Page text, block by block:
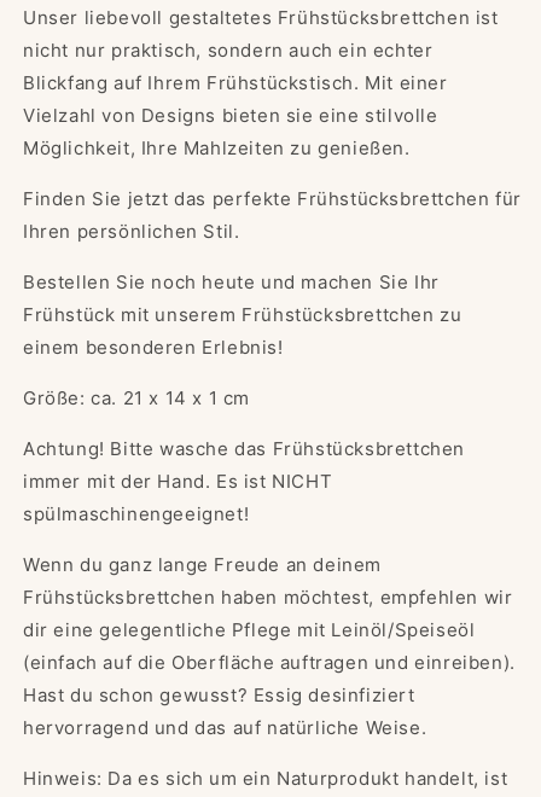
Unser liebevoll gestaltetes Frühstücksbrettchen ist
nicht nur praktisch, sondern auch ein echter
Blickfang auf Ihrem Frühstückstisch. Mit einer
Vielzahl von Designs bieten sie eine stilvolle
Möglichkeit, Ihre Mahlzeiten zu genießen.
Finden Sie jetzt das perfekte Frühstücksbrettchen für
Ihren persönlichen Stil.
Bestellen Sie noch heute und machen Sie Ihr
Frühstück mit unserem Frühstücksbrettchen zu
einem besonderen Erlebnis!
Größe: ca. 21 x 14 x 1 cm
Achtung! Bitte wasche das Frühstücksbrettchen
immer mit der Hand. Es ist NICHT
spülmaschinengeeignet!
Wenn du ganz lange Freude an deinem
Frühstücksbrettchen haben möchtest, empfehlen wir
dir eine gelegentliche Pflege mit Leinöl/Speiseöl
(einfach auf die Oberfläche auftragen und einreiben).
Hast du schon gewusst? Essig desinfiziert
hervorragend und das auf natürliche Weise.
Hinweis: Da es sich um ein Naturprodukt handelt, ist